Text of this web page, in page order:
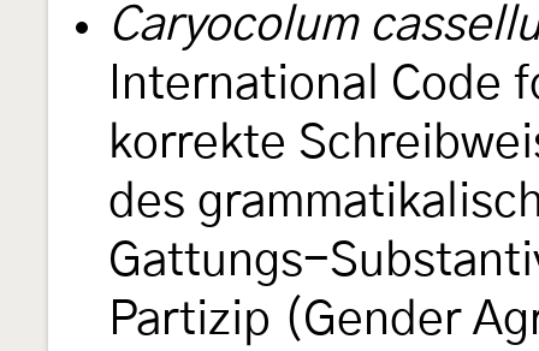
Caryocolum
International Code
korrekte
des
Gattungs-
Partizip (Gender